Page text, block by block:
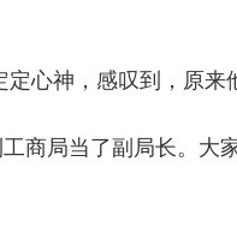
定心神，感叹到，原
商局当了副局长。大